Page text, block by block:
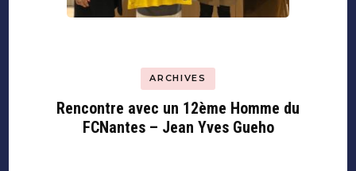
ARCHIVES
Rencontre avec un 12ème Homme du
FCNantes – Jean Yves Gueho